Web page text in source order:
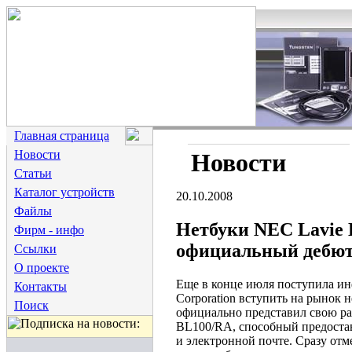
Главная страница
Новости
Статьи
Каталог устройств
Файлы
Фирм - инфо
Ссылки
О проекте
Контакты
Поиск
Новости
20.10.2008
Нетбуки NEC Lavie
официальный
Еще в конце июля поступила
Corporation вступить на рынок
официально представил свою
BL100/RA, способный
и электронной почте. Сразу